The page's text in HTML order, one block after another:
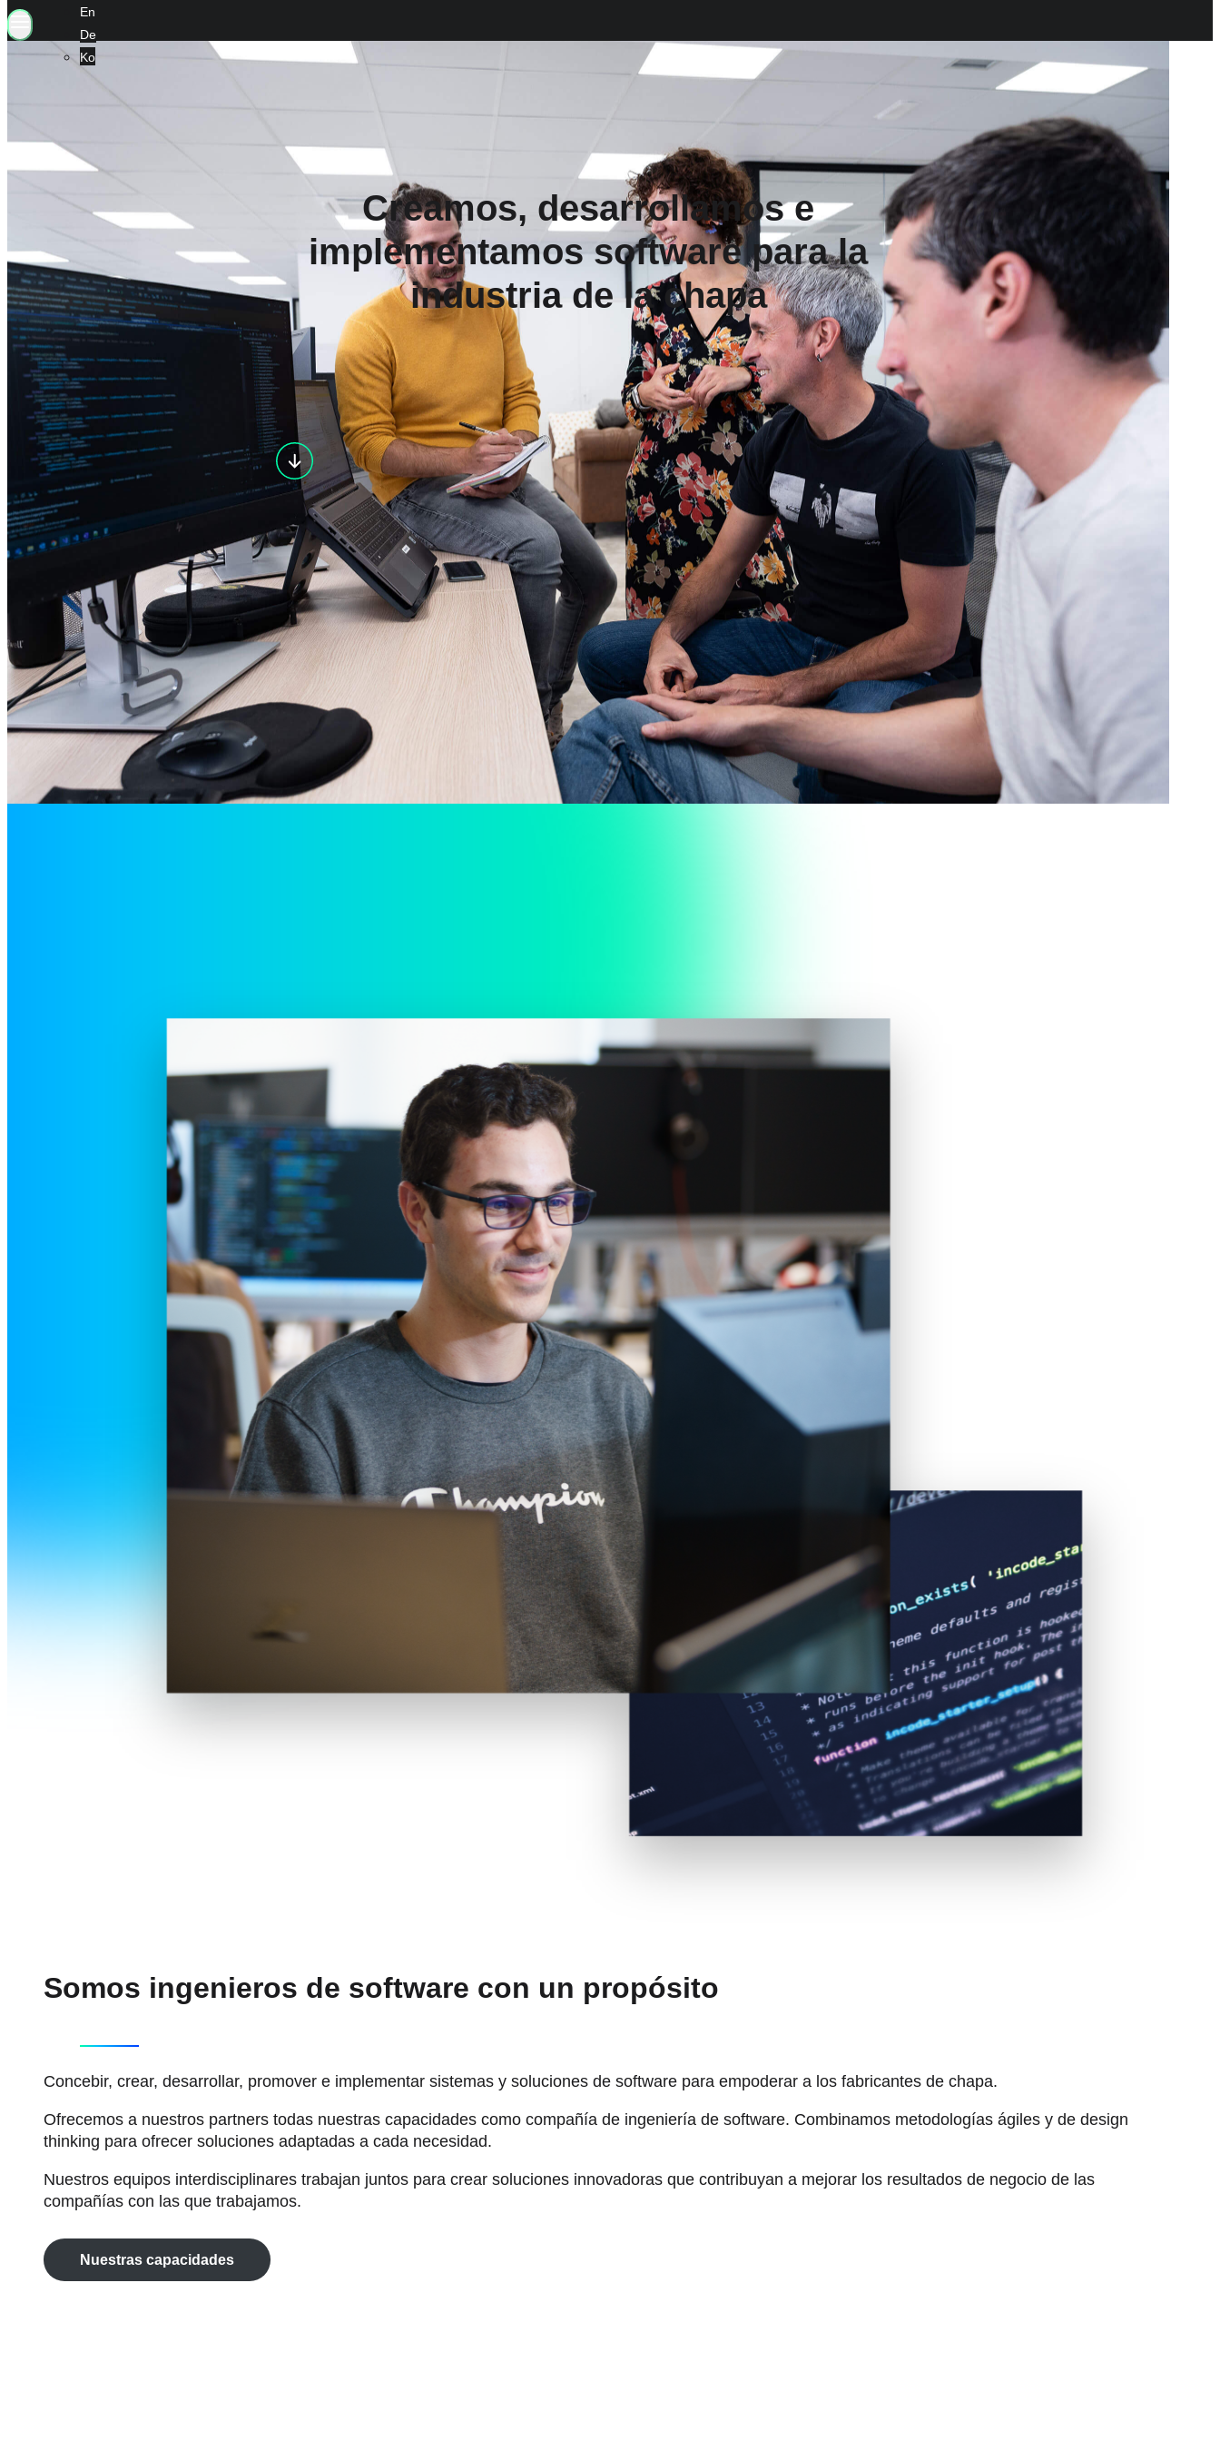
En
De
Ko
Creamos, desarrollamos e
implementamos software para la
industria de la chapa
Somos ingenieros de software con un propósito
Concebir, crear, desarrollar, promover e implementar sistemas y soluciones de software para empoderar a los fabricantes de chapa.
Ofrecemos a nuestros partners todas nuestras capacidades como compañía de ingeniería de software. Combinamos metodologías ágiles y de design
thinking para ofrecer soluciones adaptadas a cada necesidad.
Nuestros equipos interdisciplinares trabajan juntos para crear soluciones innovadoras que contribuyan a mejorar los resultados de negocio de las
compañías con las que trabajamos.
Nuestras capacidades